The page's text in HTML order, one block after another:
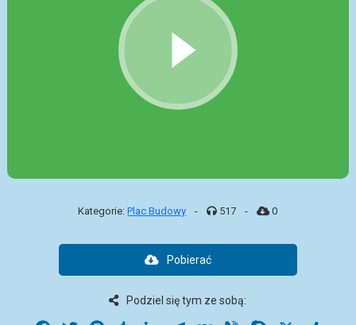
Kategorie:Plac Budowy - 517 - 0
Pobierać
Podziel się tym ze sobą: